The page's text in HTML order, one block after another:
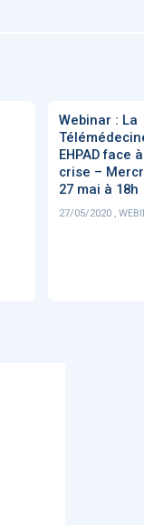
Webinar : La
EHPAD face
crise –
27 mai à 18h
27/05/2020 ,